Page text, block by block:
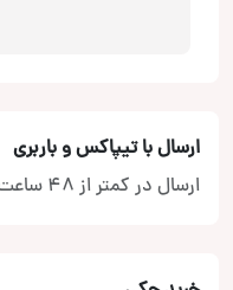
ارسال با تیپاکس و باربری
ارسال در کمتر از 48 ساعت